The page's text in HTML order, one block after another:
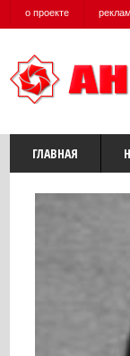
о проекте
ГЛАВНАЯ